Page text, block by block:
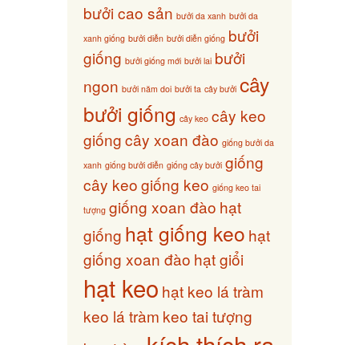
bưởi cao sản bưởi da xanh bưởi da
xanh giống bưởi diễn bưởi diễn giống bưởi
giống bưởi giống mới bưởi lai bưởi
ngon bưởi năm doi bưởi ta cây bưởi cây
bưởi giống cây keo cây keo
giốngcây xoan đào giống bưởi da
xanh giống bưởi diễn giống cây bưởi giống
cây keogiống keo giống keo tai
tượng giống xoan đào hạt
giống hạt giống keo hạt
giống xoan đào hạt giổi
hạt keo hạt keo lá tràm
keo lá tràm keo tai tượng